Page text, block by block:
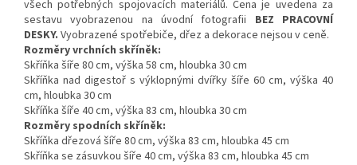
všech potřebných spojovacích materiálů. Cena je uvedena za
sestavu vyobrazenou na úvodní fotografii BEZ PRACOVNÍ
DESKY. Vyobrazené spotřebiče, dřez a dekorace nejsou v ceně.
Rozměry vrchních skříněk:
Skříňka šíře 80 cm, výška 58 cm, hloubka 30 cm
Skříňka nad digestoř s výklopnými dvířky šíře 60 cm, výška 40
cm, hloubka 30 cm
Skříňka šíře 40 cm, výška 83 cm, hloubka 30 cm
Rozměry spodních skříněk:
Skříňka dřezová šíře 80 cm, výška 83 cm, hloubka 45 cm
Skříňka se zásuvkou šíře 40 cm, výška 83 cm, hloubka 45 cm